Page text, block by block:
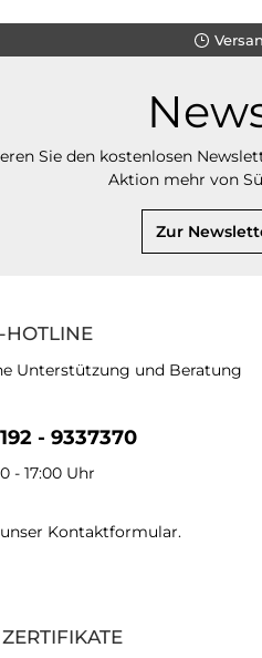
Sie den kostenlosen
Aktion mehr von
Zur
HOTLINE
Unterstützung und Beratung
- 9337370
- 17:00 Uhr
Kontaktformular.